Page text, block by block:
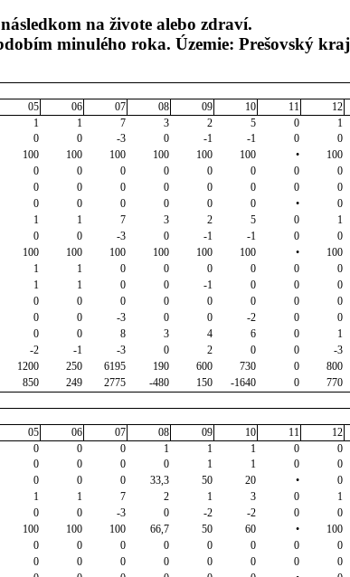
na živote alebo zdraví.
minulého roka. Územie: Prešovský kraj
05 06 07 08 09 10 11 12
1 1 7 3 2 5 0 1
0 0 -3 0 -1 -1 0 0
100 100 100 100 100 100 • 100
0 0 0 0 0 0 0 0
0 0 0 0 0 0 0 0
0 0 0 0 0 0 • 0
1 1 7 3 2 5 0 1
0 0 -3 0 -1 -1 0 0
100 100 100 100 100 100 • 100
1 1 0 0 0 0 0 0
1 1 0 0 -1 0 0 0
0 0 0 0 0 0 0 0
0 0 -3 0 0 -2 0 0
0 0 8 3 4 6 0 1
-2 -1 -3 0 2 0 0 -3
1200 250 6195 190 600 730 0 800
850 249 2775 -480 150 -1640 0 770
05 06 07 08 09 10 11 12
0 0 0 1 1 1 0 0
0 0 0 0 1 1 0 0
0 0 0 33,3 50 20 • 0
1 1 7 2 1 3 0 1
0 0 -3 0 -2 -2 0 0
100 100 100 66,7 50 60 • 100
0 0 0 0 0 0 0 0
0 0 0 0 0 0 0 0